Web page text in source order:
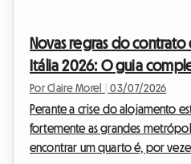
arrendamento mobilado
quarto na ...
Novas regras do
Itália 2026: O guia
Por Claire Morel 03/07/2026
Perante a crise do alojamento
fortemente as grandes
encontrar um quarto é, por